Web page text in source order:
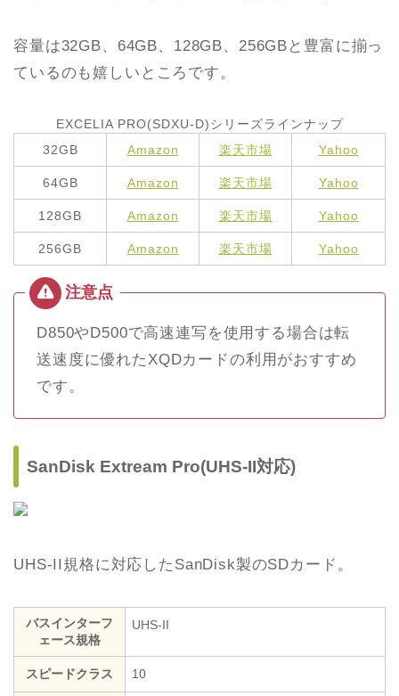
容量は32GB、64GB、128GB、256GBと豊富に揃っ
ているのも嬉しいところです。
EXCELIA PRO(SDXU-D)シリーズラインナップ
32GB
Amazon 楽天市場 Yahoo
64GB Amazon 楽天市場 Yahoo
128GB Amazon 楽天市場 Yahoo
256GB Amazon 楽天市場 Yahoo
D850やD500で高速連写を使用する場合は転
送速度に優れたXQDカードの利用がおすすめ
です。
SanDisk Extream Pro(UHS-II対応)
UHS-II規格に対応したSanDisk製のSDカード。
バスインターフ
ェース規格
UHS-II
スピードクラス 10